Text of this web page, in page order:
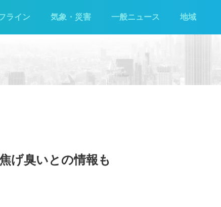
ライン 気象・災害 一般ニュース 地域
げ臭いとの情報も